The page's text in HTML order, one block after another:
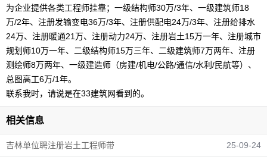
为企业提供各类工程师挂靠；一级结构师30万/3年、一级建筑师18
万/2年、注册发输变电36万/3年、注册供配电24万/3年、注册给排水
24万、注册暖通21万、注册动力24万、注册岩土15万一年、注册城市
规划师10万一年、二级结构师15万三年、二级建筑师7万两年、注册
测绘师8万两年、一级建造师（房建/机电/公路/通信/水利/民航等）、
总图高工6万/1年。
联系我时，请说是在33建筑网看到的。
相关信息
吉林单位聘注册岩土工程师带 25-09-24